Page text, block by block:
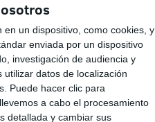
un dispositivo, como cookies, y
enviada por un dispositivo
investigación de audiencia y
datos de localización
Puede hacer clic para
a cabo el procesamiento
detallada y cambiar sus
se
como